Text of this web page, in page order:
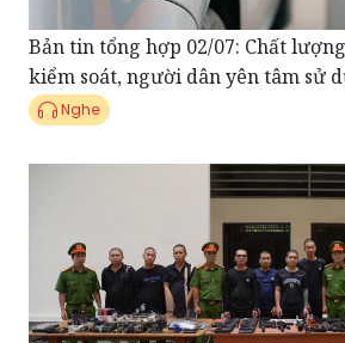
kiểm soát, người dân yên tâm sử
Nghe